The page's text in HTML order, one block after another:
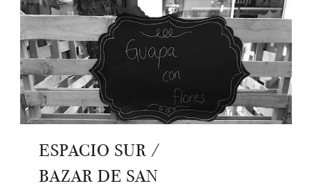
ESPACIO SUR /
BAZAR DE SAN